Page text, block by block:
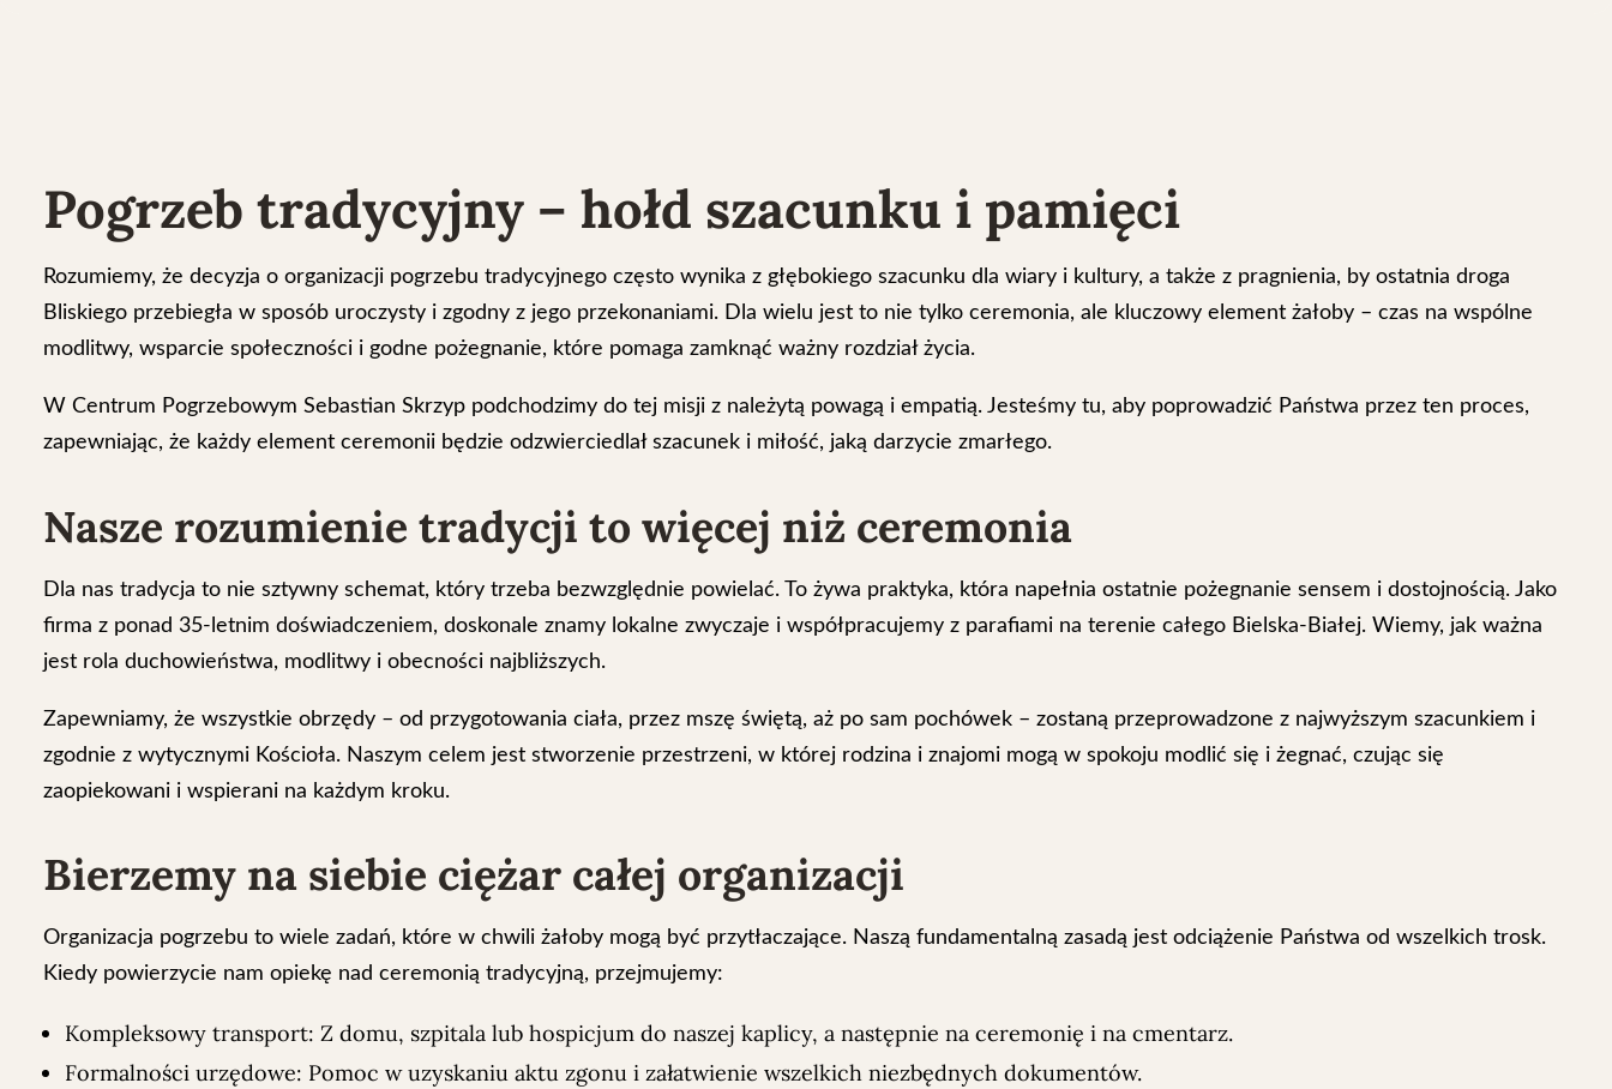
Pogrzeb tradycyjny – hołd szacunku i pamięci
Rozumiemy, że decyzja o organizacji pogrzebu tradycyjnego często wynika z głębokiego szacunku dla wiary i kultury, a także z pragnienia, by ostatnia droga
Bliskiego przebiegła w sposób uroczysty i zgodny z jego przekonaniami. Dla wielu jest to nie tylko ceremonia, ale kluczowy element żałoby – czas na wspólne
modlitwy, wsparcie społeczności i godne pożegnanie, które pomaga zamknąć ważny rozdział życia.
W Centrum Pogrzebowym Sebastian Skrzyp podchodzimy do tej misji z należytą powagą i empatią. Jesteśmy tu, aby poprowadzić Państwa przez ten proces,
zapewniając, że każdy element ceremonii będzie odzwierciedlał szacunek i miłość, jaką darzycie zmarłego.
Nasze rozumienie tradycji to więcej niż ceremonia
Dla nas tradycja to nie sztywny schemat, który trzeba bezwzględnie powielać. To żywa praktyka, która napełnia ostatnie pożegnanie sensem i dostojnością. Jako
firma z ponad 35-letnim doświadczeniem, doskonale znamy lokalne zwyczaje i współpracujemy z parafiami na terenie całego Bielska-Białej. Wiemy, jak ważna
jest rola duchowieństwa, modlitwy i obecności najbliższych.
Zapewniamy, że wszystkie obrzędy – od przygotowania ciała, przez mszę świętą, aż po sam pochówek – zostaną przeprowadzone z najwyższym szacunkiem i
zgodnie z wytycznymi Kościoła. Naszym celem jest stworzenie przestrzeni, w której rodzina i znajomi mogą w spokoju modlić się i żegnać, czując się
zaopiekowani i wspierani na każdym kroku.
Bierzemy na siebie ciężar całej organizacji
Organizacja pogrzebu to wiele zadań, które w chwili żałoby mogą być przytłaczające. Naszą fundamentalną zasadą jest odciążenie Państwa od wszelkich trosk.
Kiedy powierzycie nam opiekę nad ceremonią tradycyjną, przejmujemy:
Kompleksowy transport: Z domu, szpitala lub hospicjum do naszej kaplicy, a następnie na ceremonię i na cmentarz.
Formalności urzędowe: Pomoc w uzyskaniu aktu zgonu i załatwienie wszelkich niezbędnych dokumentów.